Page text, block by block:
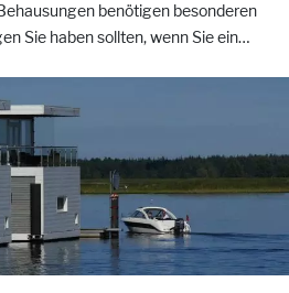
benötigen besonderen
Sie haben sollten, wenn Sie ein…